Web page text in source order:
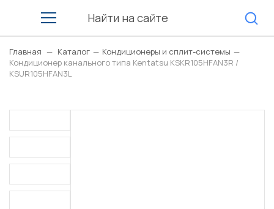
Главная — Каталог — Кондиционеры и сплит-системы —
Кондиционер канального типа Kentatsu KSKR105HFAN3R /
KSUR105HFAN3L